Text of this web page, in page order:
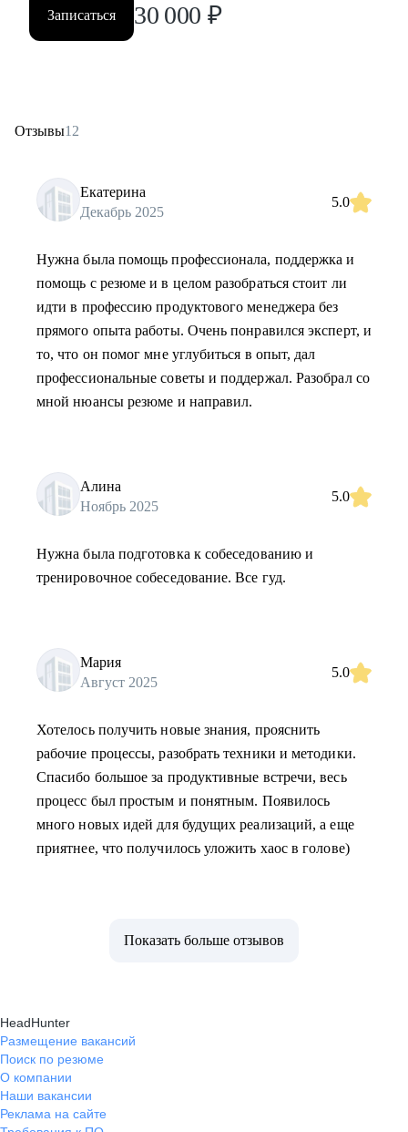
Записаться 30 000 ₽
Отзывы12
Екатерина
Декабрь 2025
5.0
Нужна была помощь профессионала, поддержка и
помощь с резюме и в целом разобраться стоит ли
идти в профессию продуктового менеджера без
прямого опыта работы. Очень понравился эксперт, и
то, что он помог мне углубиться в опыт, дал
профессиональные советы и поддержал. Разобрал со
мной нюансы резюме и направил.
Алина
Ноябрь 2025
5.0
Нужна была подготовка к собеседованию и
тренировочное собеседование. Все гуд.
Мария
Август 2025
5.0
Хотелось получить новые знания, прояснить
рабочие процессы, разобрать техники и методики.
Спасибо большое за продуктивные встречи, весь
процесс был простым и понятным. Появилось
много новых идей для будущих реализаций, а еще
приятнее, что получилось уложить хаос в голове)
Показать больше отзывов
HeadHunter
Размещение вакансий
Поиск по резюме
О компании
Наши вакансии
Реклама на сайте